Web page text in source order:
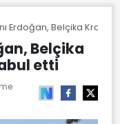
Erdoğan, Belçika
Belçika
etti